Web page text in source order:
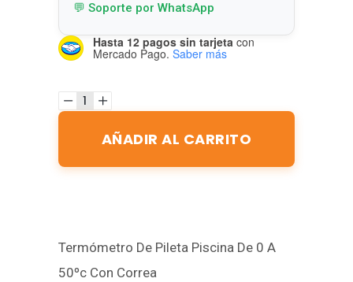
💬 Soporte por WhatsApp
Hasta 12 pagos sin tarjeta con
Mercado Pago. Saber más
AÑADIR AL CARRITO
Termómetro De Pileta Piscina De 0 A
50ºc Con Correa